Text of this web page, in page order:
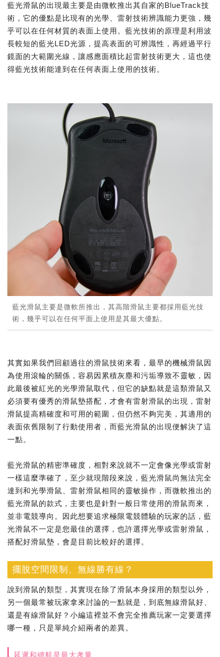
藍光滑鼠的出現最主要是由微軟推出其自家的BlueTrack技
術，它的優點是比現有的光學、雷射技術辨識能力更強，幾
乎可以在任何材質的表面上使用。藍光技術的原理是利用波
長較短的藍光LED光源，提高表面的可辨識性，再經過平行
鏡面的大範圍光線，讓感應面積比起雷射技術更大，這也使
得藍光技術能達到在任何表面上使用的技術。
藍光滑鼠主要是微軟所推出，其高階滑鼠主要都採用藍光技
術，幾乎可以在任何平面上使用是其最大優點。
其實如果我們回顧過往的滑鼠技術來看，最早的機械滑鼠因
為使用滾輪的關係，容易因累積灰塵和污垢導致不靈敏，因
此最後被紅光的光學滑鼠取代，但它的缺點就是這類滑鼠又
必須要有優秀的滑鼠墊搭配，才會有雷射滑鼠的出現，雷射
滑鼠提高精確度和可用的範圍，但仍然不夠完美，其適用的
表面依舊限制了行動使用者，而藍光滑鼠的出現便解決了這
一點。
藍光滑鼠的精密準確度，相對來說就不一定會像光學或雷射
一樣這麼準確了，至少就現階段來說，藍光滑鼠尚無法完全
達到和光學滑鼠、雷射滑鼠相同的靈敏操作，而微軟推出的
藍光滑鼠的款式，主要也是針對一般日常使用的滑鼠而來，
並非電競導向。因此想要追求極限電競體驗的玩家的話，藍
光滑鼠不一定是您最佳的選擇，也許選擇光學或雷射滑鼠，
搭配好滑鼠墊，會是目前比較好的選擇。
擺脫空間限制、無線勝有線？
說到滑鼠的類型，其實現在除了滑鼠本身採用的類型以外，
另一個最常被玩家拿來討論的一點就是，到底無線滑鼠好、
還是有線滑鼠好？小編這裡並不會完全推薦玩家一定要選擇
哪一種，只是單純介紹兩者的差異。
延遲和續航是最大考量